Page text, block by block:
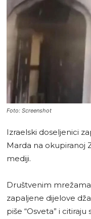
Foto: Screenshot
Izraelski doseljenici
Marda na okupiranoj
mediji.
Društvenim
zapaljene dijelove
piše “Osveta” i